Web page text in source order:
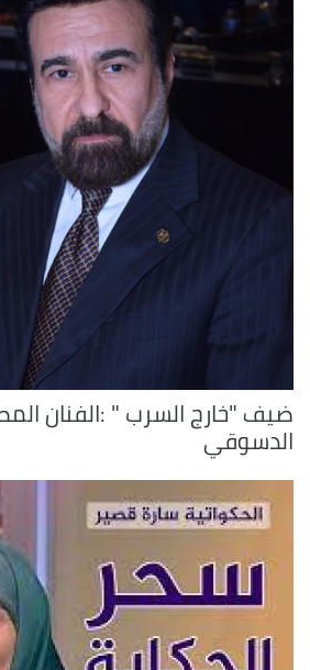
ضيف "خارج السرب " :الفنان
الدسوقي